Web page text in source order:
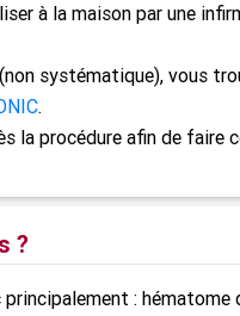
à la maison par une
systématique), vous
.
la procédure afin de faire
?
: hématome